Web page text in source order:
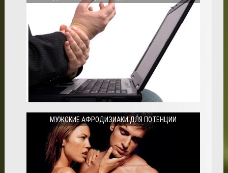
МУЖСКИЕ АФРОДИЗИАКИ ДЛЯ ПОТЕНЦИИ